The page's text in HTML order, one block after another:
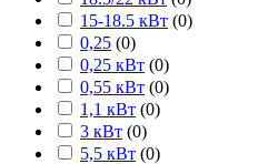
15-18.5 кВт (0)
0,25 (0)
0,25 кВт (0)
0,55 кВт (0)
1,1 кВт (0)
3 кВт (0)
5,5 кВт (0)